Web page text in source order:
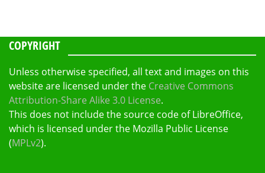
COPYRIGHT
Unless otherwise specified, all text and images on this
website are licensed under the Creative Commons
Attribution-Share Alike 3.0 License.
This does not include the source code of LibreOffice,
which is licensed under the Mozilla Public License
(MPLv2).